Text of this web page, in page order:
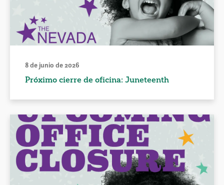
8 de junio de 2026
Próximo cierre de oficina: Juneteenth